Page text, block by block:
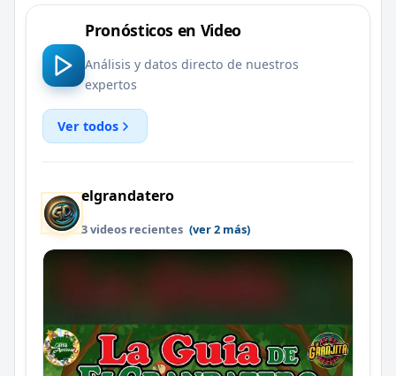
Pronósticos en Video
Análisis y datos directo de nuestros
expertos
Ver todos
elgrandatero
3 videos recientes (ver 2 más)